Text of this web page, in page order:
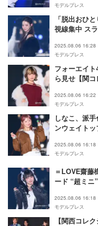
モデルプレス
「脱出おひ
視線集中 ス
2025.08.06 16:28
モデルプレス
フォーエイ
ら見せ【関コ
2025.08.06 16:22
モデルプレス
しなこ、派
ンウェイトッ
2025.08.06 16:18
モデルプレス
＝LOVE齋藤
ード “超ミニ
2025.08.06 16:18
モデルプレス
【関西コレ